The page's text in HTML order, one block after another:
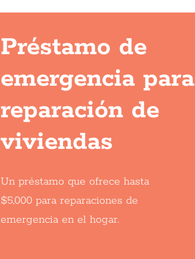
Préstamo de
emergencia para
reparación de
viviendas
Un préstamo que ofrece hasta
$5,000 para reparaciones de
emergencia en el hogar.